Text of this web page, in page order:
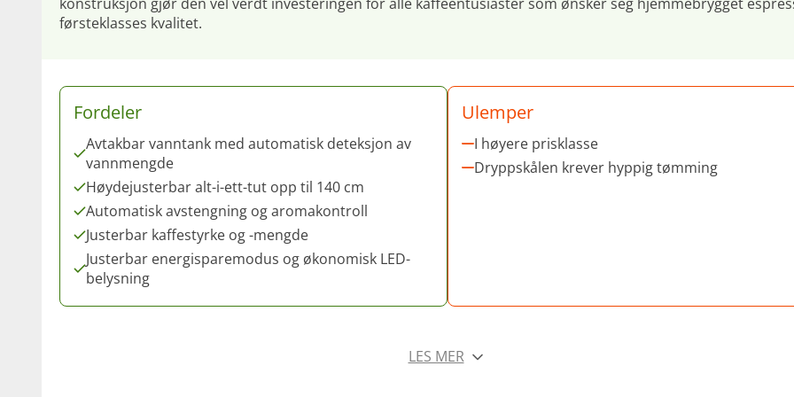
førsteklasses kvalitet.
Fordeler
Avtakbar vanntank med automatisk deteksjon av
vannmengde
Høydejusterbar alt-i-ett-tut opp til 140 cm
Automatisk avstengning og aromakontroll
Justerbar kaffestyrke og -mengde
Justerbar energisparemodus og økonomisk LED-
belysning
Ulemper
I høyere prisklasse
Dryppskålen krever hyppig tømming
LES MER